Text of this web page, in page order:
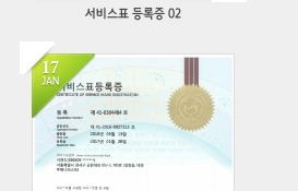
서비스표 등록증 02
17
JAN
461